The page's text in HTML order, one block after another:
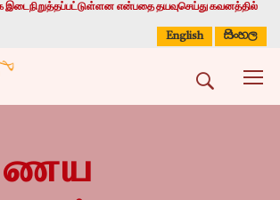
இடைநிறுத்தப்பட்டுள்ளன என்பதை தயவுசெய்து கவனத்தில்
English
සිංහල